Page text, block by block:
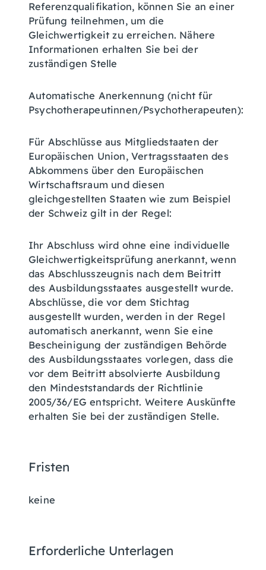
Referenzqualifikation, können Sie an einer
Prüfung teilnehmen, um die
Gleichwertigkeit zu erreichen. Nähere
Informationen erhalten Sie bei der
zuständigen Stelle
Automatische Anerkennung (nicht für
Psychotherapeutinnen/Psychotherapeuten):
Für Abschlüsse aus Mitgliedstaaten der
Europäischen Union, Vertragsstaaten des
Abkommens über den Europäischen
Wirtschaftsraum und diesen
gleichgestellten Staaten wie zum Beispiel
der Schweiz gilt in der Regel:
Ihr Abschluss wird ohne eine individuelle
Gleichwertigkeitsprüfung anerkannt, wenn
das Abschlusszeugnis nach dem Beitritt
des Ausbildungsstaates ausgestellt wurde.
Abschlüsse, die vor dem Stichtag
ausgestellt wurden, werden in der Regel
automatisch anerkannt, wenn Sie eine
Bescheinigung der zuständigen Behörde
des Ausbildungsstaates vorlegen, dass die
vor dem Beitritt absolvierte Ausbildung
den Mindeststandards der Richtlinie
2005/36/EG entspricht. Weitere Auskünfte
erhalten Sie bei der zuständigen Stelle.
Fristen
keine
Erforderliche Unterlagen